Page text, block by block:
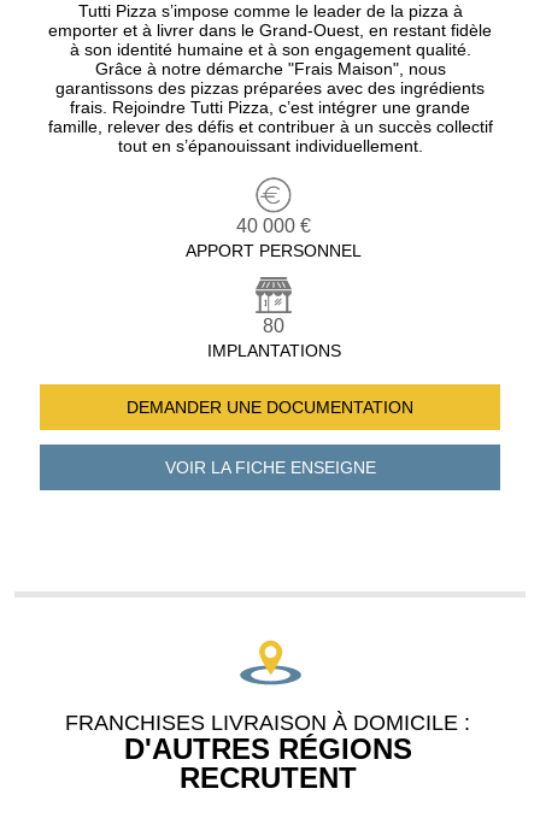
Tutti Pizza s’impose comme le leader de la pizza à
emporter et à livrer dans le Grand-Ouest, en restant fidèle
à son identité humaine et à son engagement qualité.
Grâce à notre démarche "Frais Maison", nous
garantissons des pizzas préparées avec des ingrédients
frais. Rejoindre Tutti Pizza, c’est intégrer une grande
famille, relever des défis et contribuer à un succès collectif
tout en s’épanouissant individuellement.
40 000 €
APPORT PERSONNEL
80
IMPLANTATIONS
DEMANDER UNE DOCUMENTATION
VOIR LA FICHEENSEIGNE
FRANCHISES LIVRAISON À DOMICILE :
D'AUTRES RÉGIONS
RECRUTENT